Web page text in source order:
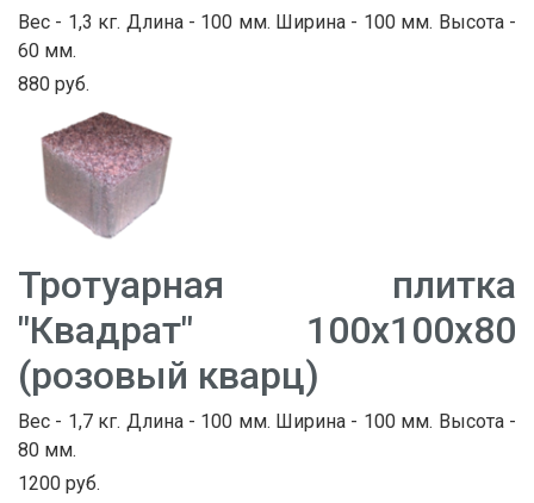
Вес - 1,3 кг. Длина - 100 мм. Ширина - 100 мм. Высота -
60 мм.
880 руб.
Тротуарная плитка
"Квадрат" 100х100х80
(розовый кварц)
Вес - 1,7 кг. Длина - 100 мм. Ширина - 100 мм. Высота -
80 мм.
1200 руб.